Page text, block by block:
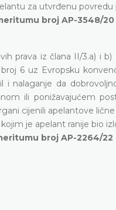
za utvrđenu
broj AP-3548/
prava iz člana II/3.a) i
6 uz Evropsku
i nalaganje da
ili ponižavajućem
cijenili apelantove
je apelant ranije bio
broj AP-2264/22